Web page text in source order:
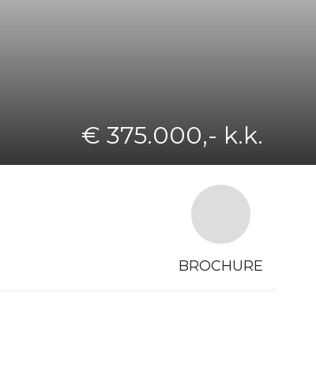
€ 375.000,- k.k.
BROCHURE